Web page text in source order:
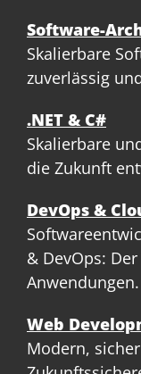
Software-
Skalierbare
zuverlässig
.NET & C#
Skalierbare
die Zukunft
DevOps &
& DevOps:
Anwendungen.
Web
Modern,